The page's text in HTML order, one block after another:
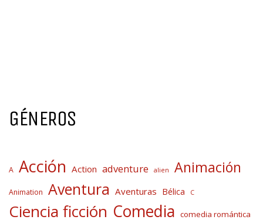
GÉNEROS
A Acción Action adventure alien Animación
Animation Aventura Aventuras Bélica C
Ciencia ficción Comedia comedia romántica